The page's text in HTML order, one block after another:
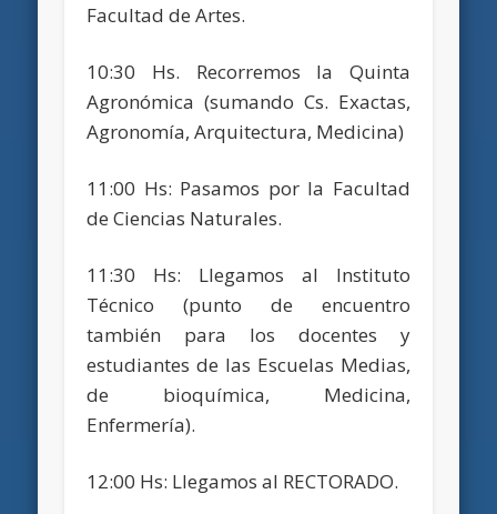
Facultad de Artes.
10:30 Hs. Recorremos la Quinta
Agronómica (sumando Cs. Exactas,
Agronomía, Arquitectura, Medicina)
11:00 Hs: Pasamos por la Facultad
de Ciencias Naturales.
11:30 Hs: Llegamos al Instituto
Técnico (punto de encuentro
también para los docentes y
estudiantes de las Escuelas Medias,
de bioquímica, Medicina,
Enfermería).
12:00 Hs: Llegamos al RECTORADO.